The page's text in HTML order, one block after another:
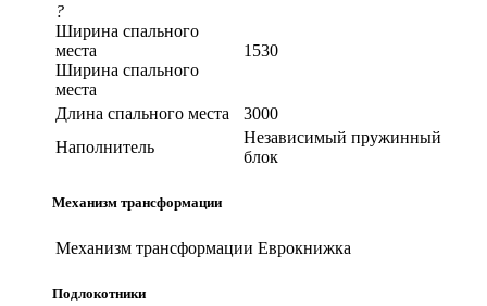
?
Ширина спального
места
Ширина спального
места
1530
Длина спального места
3000
Наполнитель
Независимый пружинный
блок
Механизм трансформации
Механизм трансформации Еврокнижка
Подлокотники